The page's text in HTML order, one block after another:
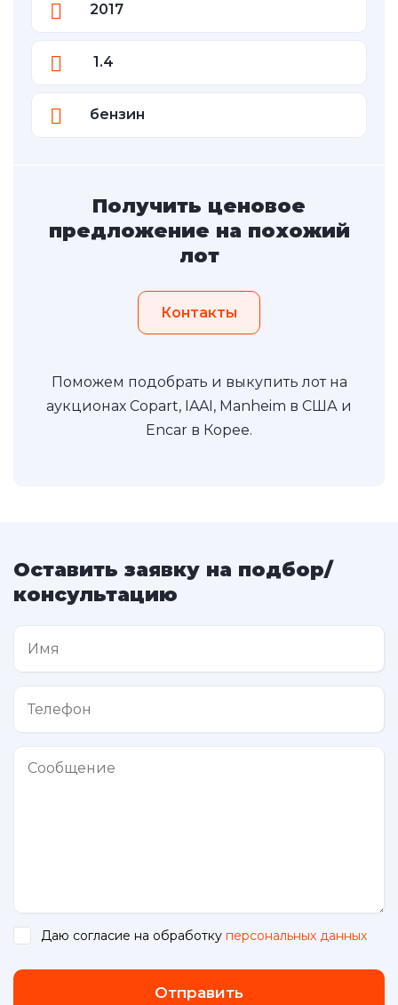
2017
1.4
бензин
Получить ценовое
предложение на похожий
лот
Контакты
Поможем подобрать и выкупить лот на
аукционах Copart, IAAI, Manheim в США и
Encar в Корее.
Оставить заявку на подбор/
консультацию
Даю согласие на обработку персональных данных
Отправить